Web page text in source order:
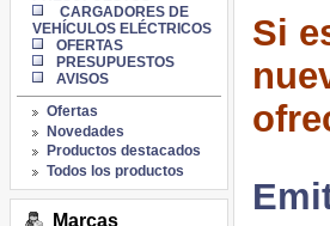
CARGADORES DE
VEHÍCULOS ELÉCTRICOS
OFERTAS
PRESUPUESTOS
AVISOS
Ofertas
Novedades
Productos destacados
Todos los productos
Marcas
Si